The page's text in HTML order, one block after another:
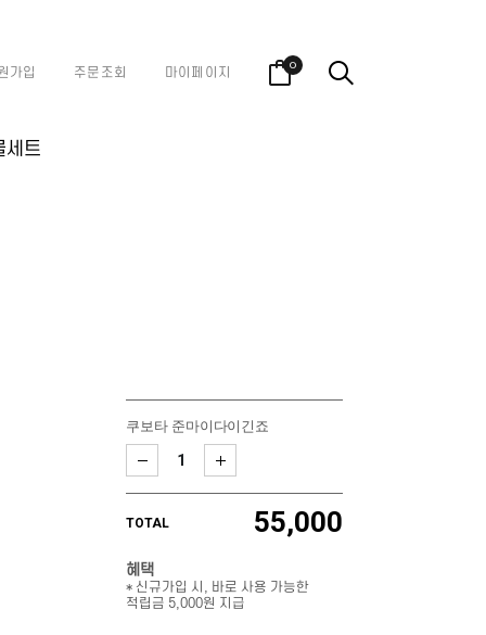
세트
가입 주문조회 마이페이지 0
쿠보타 준마이다이긴죠
TOTAL 55,000
혜택
* 신규가입 시, 바로 사용 가능한
적립금 5,000원 지급